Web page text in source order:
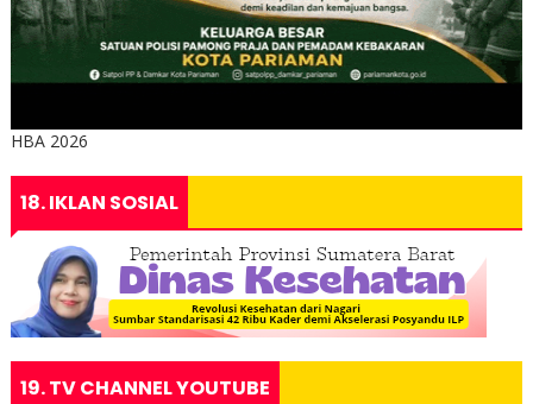
HBA 2026
18. IKLAN SOSIAL
19. TV CHANNEL YOUTUBE